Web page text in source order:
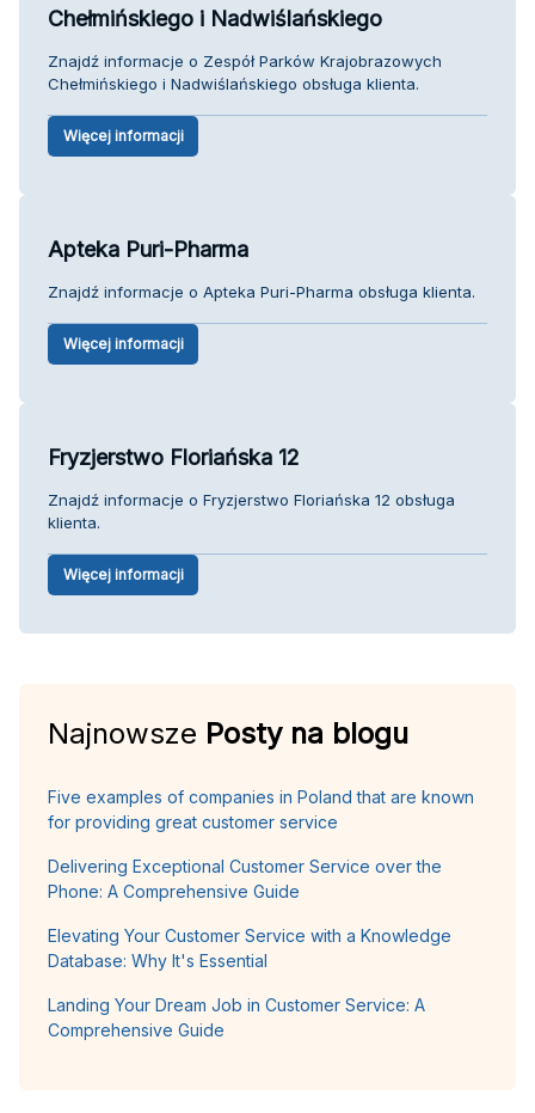
Chełmińskiego i Nadwiślańskiego
Znajdź informacje o Zespół Parków Krajobrazowych
Chełmińskiego i Nadwiślańskiego obsługa klienta.
Więcej informacji
Apteka Puri-Pharma
Znajdź informacje o Apteka Puri-Pharma obsługa klienta.
Więcej informacji
Fryzjerstwo Floriańska 12
Znajdź informacje o Fryzjerstwo Floriańska 12 obsługa
klienta.
Więcej informacji
Najnowsze Posty na blogu
Five examples of companies in Poland that are known
for providing great customer service
Delivering Exceptional Customer Service over the
Phone: A Comprehensive Guide
Elevating Your Customer Service with a Knowledge
Database: Why It's Essential
Landing Your Dream Job in Customer Service: A
Comprehensive Guide